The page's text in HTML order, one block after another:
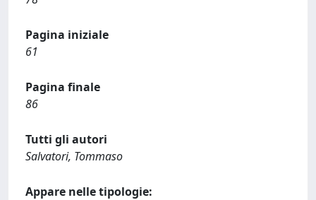
Pagina iniziale
61
Pagina finale
86
Tutti gli autori
Salvatori, Tommaso
Appare nelle tipologie: